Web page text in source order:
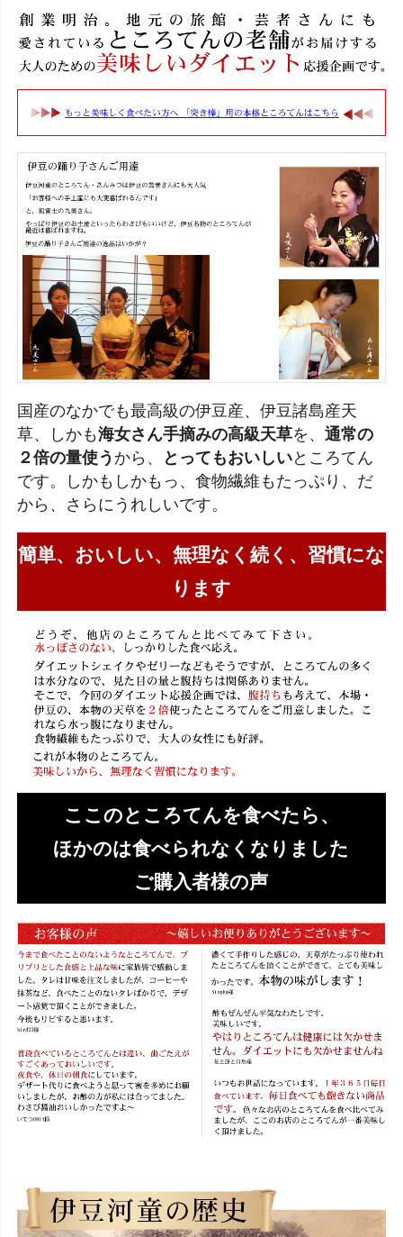
国産のなかでも最高級の伊豆産、伊豆諸島産天
草、しかも海女さん手摘みの高級天草を、 通常の
２倍の量使う から、 とってもおいしいところてん
です。しかもしかもっ、食物繊維もたっぷり、だ
から、さらにうれしいです。
簡単、おいしい、無理なく続く、習慣にな
ります
ここのところてんを食べたら、
ほかのは食べられなくなりました
ご購入者様の声